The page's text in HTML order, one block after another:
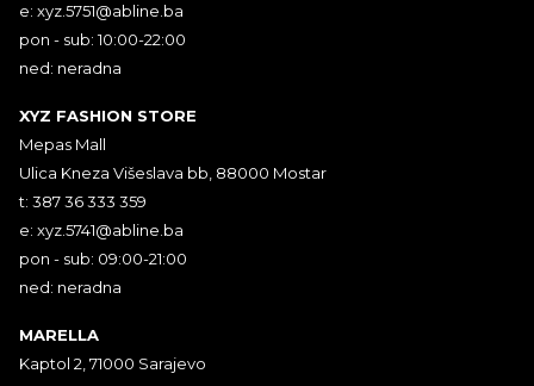
e: xyz.5751@abline.ba
pon - sub: 10:00-22:00
ned: neradna
XYZ FASHION STORE
Mepas Mall
Ulica Kneza Višeslava bb, 88000 Mostar
t: 387 36 333 359
e: xyz.5741@abline.ba
pon - sub: 09:00-21:00
ned: neradna
MARELLA
Kaptol 2, 71000 Sarajevo